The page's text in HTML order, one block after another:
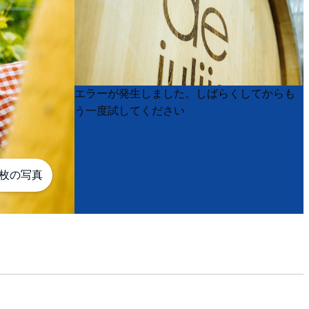
の写真
Product
List
Product
List
エラーが発生しました。しばらくしてからも
う一度試してください